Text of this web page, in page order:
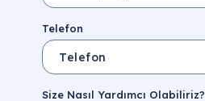
Telefon
Size Nasıl Yardımcı Olabiliriz?